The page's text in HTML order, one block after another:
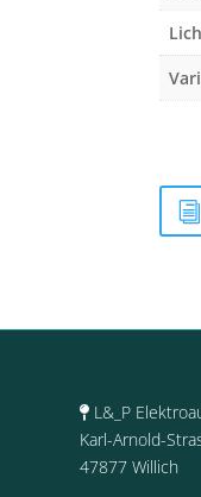
L&_P
Karl-Arnold-
47877 Willich